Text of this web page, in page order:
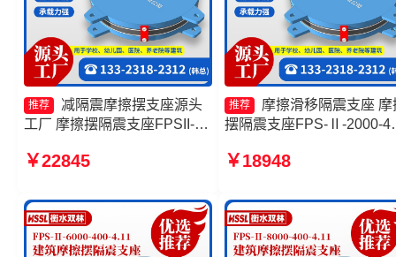
推荐
减隔震摩擦摆支座源头
工厂 摩擦摆隔震支座FPSII-
震摩擦摆支座 建筑摩擦摆式减
￥22845
推荐
摩擦滑移隔震支座 摩
摆隔震支座FPS-Ⅱ-2000-
生产厂家 摩擦摆隔震支座
厂
￥18948